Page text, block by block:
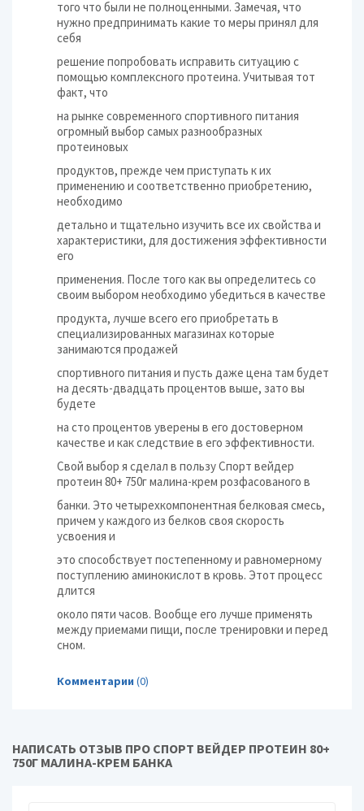
того что были не полноценными. Замечая, что
нужно предпринимать какие то меры принял для
себя
решение попробовать исправить ситуацию с
помощью комплексного протеина. Учитывая тот
факт, что
на рынке современного спортивного питания
огромный выбор самых разнообразных
протеиновых
продуктов, прежде чем приступать к их
применению и соответственно приобретению,
необходимо
детально и тщательно изучить все их свойства и
характеристики, для достижения эффективности
его
применения. После того как вы определитесь со
своим выбором необходимо убедиться в качестве
продукта, лучше всего его приобретать в
специализированных магазинах которые
занимаются продажей
спортивного питания и пусть даже цена там будет
на десять-двадцать процентов выше, зато вы
будете
на сто процентов уверены в его достоверном
качестве и как следствие в его эффективности.
Свой выбор я сделал в пользу Спорт вейдер
протеин 80+ 750г малина-крем розфасованого в
банки. Это четырехкомпонентная белковая смесь,
причем у каждого из белков своя скорость
усвоения и
это способствует постепенному и равномерному
поступлению аминокислот в кровь. Этот процесс
длится
около пяти часов. Вообще его лучше применять
между приемами пищи, после тренировки и перед
сном.
Комментарии (0)
НАПИСАТЬ ОТЗЫВ ПРО СПОРТ ВЕЙДЕР ПРОТЕИН 80+
750Г МАЛИНА-КРЕМ БАНКА